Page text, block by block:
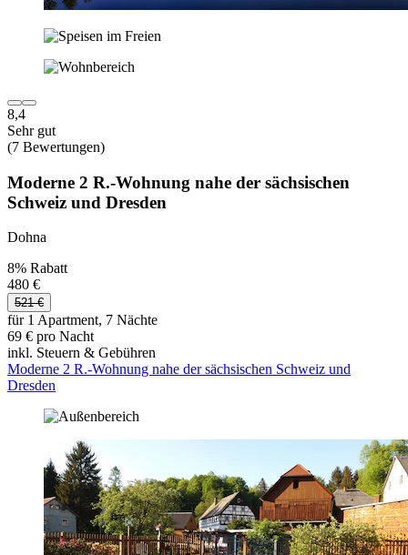
8,4
Sehr gut
(7 Bewertungen)
Moderne 2 R.-Wohnung nahe der sächsischen
Schweiz und Dresden
Dohna
8% Rabatt
480 €
521 €
für 1 Apartment, 7 Nächte
69 € pro Nacht
inkl. Steuern & Gebühren
Moderne 2 R.-Wohnung nahe der sächsischen Schweiz und
Dresden